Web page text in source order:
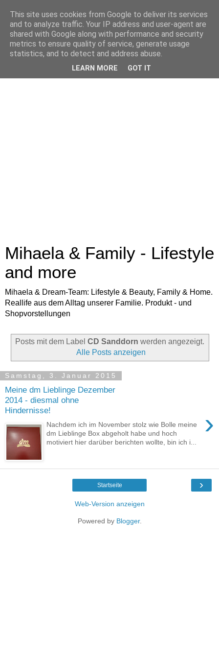
Mihaela & Family - Lifestyle
and more
Mihaela & Dream-Team: Lifestyle & Beauty, Family & Home.
Reallife aus dem Alltag unserer Familie. Produkt - und
Shopvorstellungen
Posts mit dem Label CD Sanddorn werden angezeigt.
Alle Posts anzeigen
Samstag, 3. Januar 2015
Meine dm Lieblinge Dezember
2014 - diesmal ohne
Hindernisse!
›
Nachdem ich im November stolz wie Bolle meine
dm Lieblinge Box abgeholt habe und hoch
motiviert hier darüber berichten wollte, bin ich i...
›
Startseite
Web-Version anzeigen
Powered by Blogger.
This site uses cookies from Google to deliver its services
and to analyze traffic. Your IP address and user-agent are
shared with Google along with performance and security
metrics to ensure quality of service, generate usage
statistics, and to detect and address abuse.
LEARN MORE GOT IT